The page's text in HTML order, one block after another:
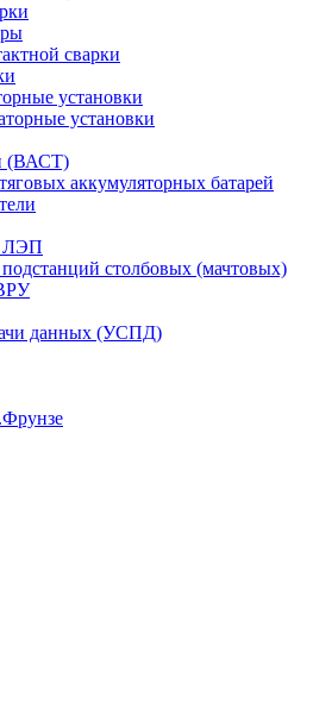
сварки
установки
установки
(ВАСТ)
аккумуляторных батарей
ЛЭП
столбовых (мачтовых)
данных (УСПД)